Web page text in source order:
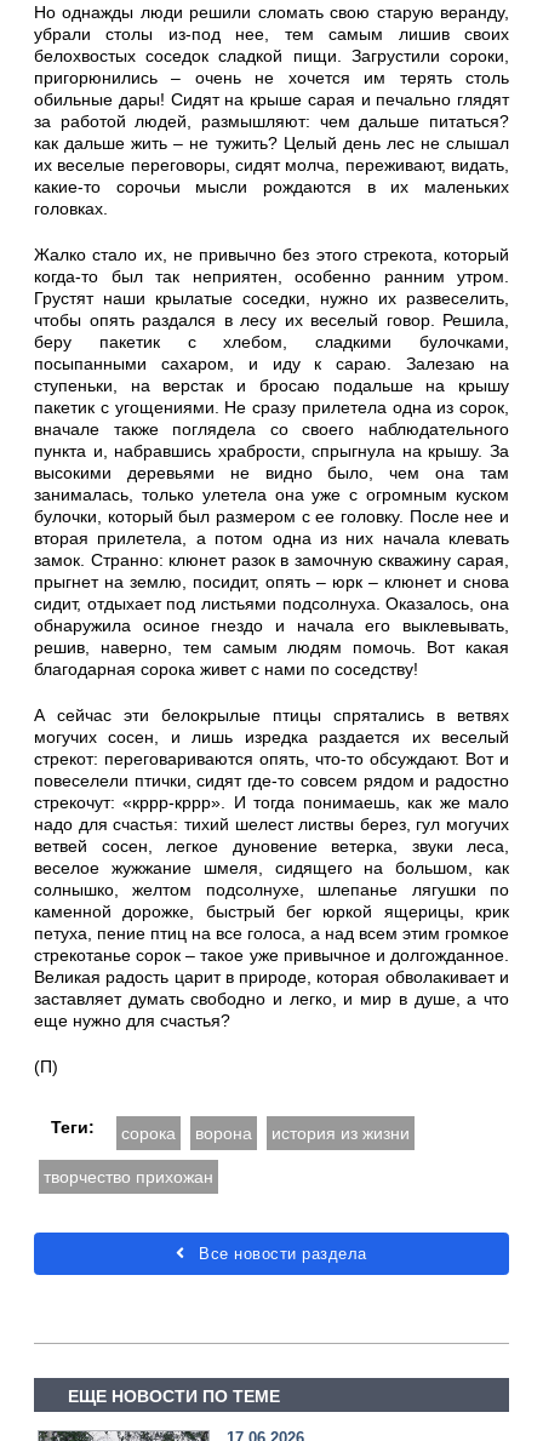
Но однажды люди решили сломать свою старую веранду,
убрали столы из-под нее, тем самым лишив своих
белохвостых соседок сладкой пищи. Загрустили сороки,
пригорюнились – очень не хочется им терять столь
обильные дары! Сидят на крыше сарая и печально глядят
за работой людей, размышляют: чем дальше питаться?
как дальше жить – не тужить? Целый день лес не слышал
их веселые переговоры, сидят молча, переживают, видать,
какие-то сорочьи мысли рождаются в их маленьких
головках.
Жалко стало их, не привычно без этого стрекота, который
когда-то был так неприятен, особенно ранним утром.
Грустят наши крылатые соседки, нужно их развеселить,
чтобы опять раздался в лесу их веселый говор. Решила,
беру пакетик с хлебом, сладкими булочками,
посыпанными сахаром, и иду к сараю. Залезаю на
ступеньки, на верстак и бросаю подальше на крышу
пакетик с угощениями. Не сразу прилетела одна из сорок,
вначале также поглядела со своего наблюдательного
пункта и, набравшись храбрости, спрыгнула на крышу. За
высокими деревьями не видно было, чем она там
занималась, только улетела она уже с огромным куском
булочки, который был размером с ее головку. После нее и
вторая прилетела, а потом одна из них начала клевать
замок. Странно: клюнет разок в замочную скважину сарая,
прыгнет на землю, посидит, опять – юрк – клюнет и снова
сидит, отдыхает под листьями подсолнуха. Оказалось, она
обнаружила осиное гнездо и начала его выклевывать,
решив, наверно, тем самым людям помочь. Вот какая
благодарная сорока живет с нами по соседству!
А сейчас эти белокрылые птицы спрятались в ветвях
могучих сосен, и лишь изредка раздается их веселый
стрекот: переговариваются опять, что-то обсуждают. Вот и
повеселели птички, сидят где-то совсем рядом и радостно
стрекочут: «кррр-кррр». И тогда понимаешь, как же мало
надо для счастья: тихий шелест листвы берез, гул могучих
ветвей сосен, легкое дуновение ветерка, звуки леса,
веселое жужжание шмеля, сидящего на большом, как
солнышко, желтом подсолнухе, шлепанье лягушки по
каменной дорожке, быстрый бег юркой ящерицы, крик
петуха, пение птиц на все голоса, а над всем этим громкое
стрекотанье сорок – такое уже привычное и долгожданное.
Великая радость царит в природе, которая обволакивает и
заставляет думать свободно и легко, и мир в душе, а что
еще нужно для счастья?
(П)
Теги: сорока ворона история из жизни
творчество прихожан
Все новости раздела
ЕЩЕ НОВОСТИ ПО ТЕМЕ